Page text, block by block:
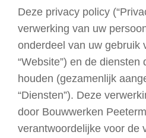
Deze privacy policy
verwerking van uw
onderdeel van uw gebruik
“Website”) en de
houden (gezamenlijk
“Diensten”). Deze
door Bouwwerken
verantwoordelijke voor de